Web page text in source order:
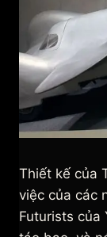
Thiết kế của
việc của các
Futurists của